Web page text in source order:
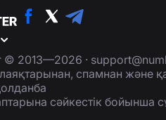
© 2013—2026 ·
спамнан және
сәйкестік бойынша